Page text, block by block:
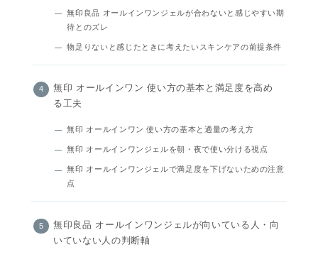
無印良品 オールインワンジェルが合わないと感じやすい期
待とのズレ
物足りないと感じたときに考えたいスキンケアの前提条件
無印 オールインワン 使い方の基本と満足度を高め
る工夫
無印 オールインワン 使い方の基本と適量の考え方
無印 オールインワンジェルを朝・夜で使い分ける視点
無印 オールインワンジェルで満足度を下げないための注意
点
無印良品 オールインワンジェルが向いている人・向
いていない人の判断軸